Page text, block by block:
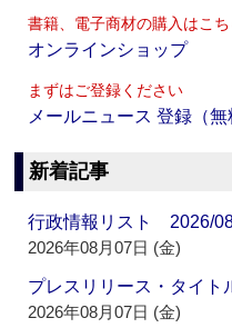
書籍、電子商材の購入はこち
オンラインショップ
まずはご登録ください
メールニュース 登録（無
新着記事
行政情報リスト 2026/
2026年08月07日 (金)
プレスリリース・タイ
2026年08月07日 (金)